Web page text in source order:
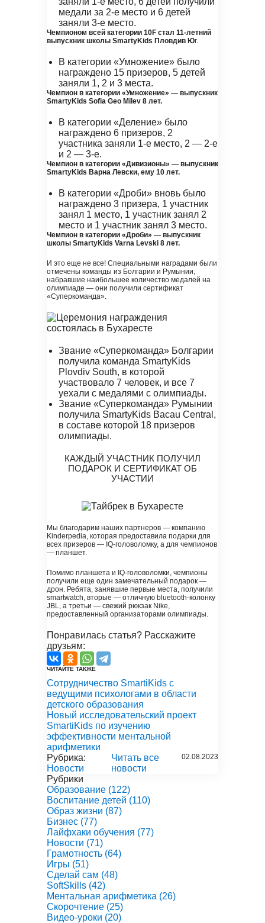
медали за 2-е место и 6 детей
заняли 3-е место.
Чемпионом всей категории 10F стал 11-летний
выпускник школы SmartyKids Пловдив Юг.
В категории «Умножение» было
награждено 15 призеров, 5 детей
заняли 1, 2 и 3 места.
Чемпион в категории «Умножение» — выпускник
SmartyKids Sofia Geo Milev 8 лет.
В категории «Деление» было
награждено 6 призеров, 2
участника заняли 1-е место, 2 — 2-е
и 2 — 3-е.
Чемпион в категории «Дивизионы» — выпускник
SmartyKids Варна Левски, ему 10 лет.
В категории «Дроби» вновь было
награждено 3 призера, 1 участник
занял 1 место, 1 участник занял 2
место и 1 участник занял 3 место.
Чемпион в категории «Дроби» — выпускник
школы SmartyKids Varna Levski 8 лет.
И это еще не все! Специальными наградами были
отмечены команды из Болгарии и Румынии,
набравшие наибольшее количество медалей на
олимпиаде — они получили сертификат
«Суперкоманда».
Звание «Суперкоманда» Болгарии
получила команда SmartyKids
Plovdiv South, в которой
участвовало 7 человек, и все 7
уехали с медалями с олимпиады.
Звание «Суперкоманда» Румынии
получила SmartyKids Bacau Central,
в составе которой 18 призеров
олимпиады.
КАЖДЫЙ УЧАСТНИК ПОЛУЧИЛ
ПОДАРОК И СЕРТИФИКАТ ОБ
УЧАСТИИ
Мы благодарим наших партнеров — компанию
Kinderpedia, которая предоставила подарки для
всех призеров — IQ-головоломку, а для чемпионов
— планшет.
Помимо планшета и IQ-головоломки, чемпионы
получили еще один замечательный подарок —
дрон. Ребята, занявшие первые места, получили
smartwatch, вторые — отличную bluetooth-колонку
JBL, а третьи — свежий рюкзак Nike,
предоставленный организаторами олимпиады.
Понравилась статья? Расскажите
друзьям:
ЧИТАЙТЕ ТАКЖЕ
Сотрудничество SmartiKids с
ведущими психологами в области
детского образования
Новый исследовательский проект
SmartiKids по изучению
эффективности ментальной
арифметики
Рубрика:
Новости
Читать все
новости
02.08.2023
Рубрики
Образование (122)
Воспитание детей (110)
Образ жизни (87)
Бизнес (77)
Лайфхаки обучения (77)
Новости (71)
Грамотность (64)
Игры (51)
Сделай сам (48)
SoftSkills (42)
Ментальная арифметика (26)
Скорочтение (25)
Видео-уроки (20)